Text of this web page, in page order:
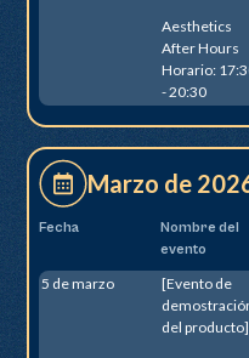
Aesthetics
After Hours
Horario:
- 20:30
Marzo de
Fecha
Nombre del
evento
5 de marzo
[Evento de
del producto]